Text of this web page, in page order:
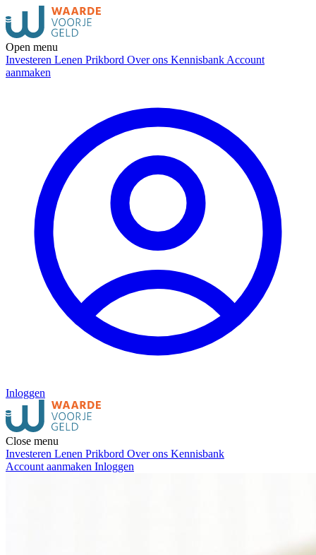
Open menu
Investeren Lenen Prikbord Over ons Kennisbank Account
aanmaken
Inloggen
Close menu
Investeren Lenen Prikbord Over ons Kennisbank
Account aanmaken Inloggen